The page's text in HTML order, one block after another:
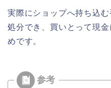
実際にショップへ持ち込
処分でき、買いとって現
めです。